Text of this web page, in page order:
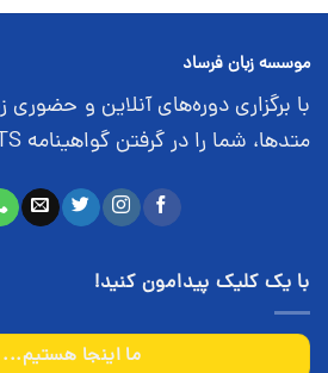
موسسه زبان فرساد
با برگزاری دوره‌های آنلاین و حضوری
متدها، شما را در گرفتن گواهینامه IELTS یاری می کند.
با یک کلیک پیدامون کنید!
ما اینجا هستیم...